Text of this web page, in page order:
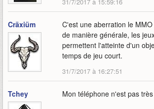
31/7/2017 à 15:59:16
Cräxiüm
C'est une aberration le
de manière générale, les
permettent l'atteinte d'un
temps de jeu court.
31/7/2017 à 16:27:51
Tchey Mon téléphone n'est pas